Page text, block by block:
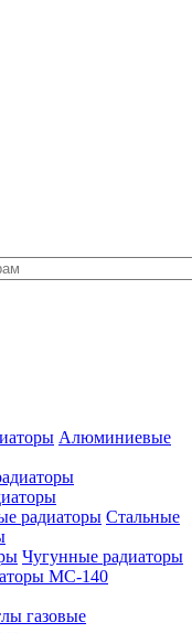
Алюминиевые
Стальные
Чугунные радиаторы
МС-140
газовые